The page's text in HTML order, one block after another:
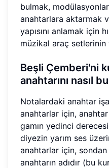
bulmak,
anahtarlara aktarmak
yapısını anlamak için
müzikal araç setlerinin
Beşli Çemberi'ni
anahtarını nasıl
Notalardaki anahtar
anahtarlar için,
gamın yedinci
diyezin yarım ses
anahtarlar için,
anahtarın adıdır (bu